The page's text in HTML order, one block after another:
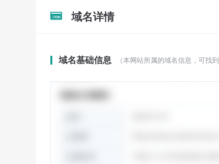
 域名详情
域名基础信息 （本网站所属的域名信息，可找